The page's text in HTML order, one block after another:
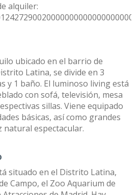
alquiler:
ubicado en el barrio de
Latina, se divide en 3
y 1 baño. El luminoso living está
con sofá, televisión, mesa
sillas. Viene equipado
básicas, así como grandes
natural espectacular.
situado en el Distrito Latina,
Campo, el Zoo Aquarium de